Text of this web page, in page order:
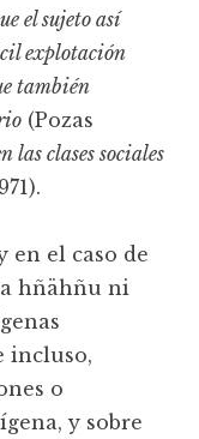
el sujeto así
explotación
también
(Pozas
las clases sociales
en el caso de
hñähñu ni
incluso,
o
y sobre